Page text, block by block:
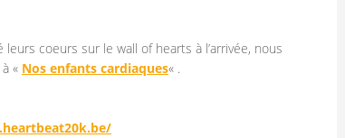
coeurs sur le wall of hearts à l’arrivée, nous
« Nos enfants cardiaques« .